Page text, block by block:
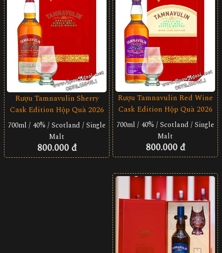
Rượu Tamnavulin Sherry
Cask Edition Hộp Quà 2026
700ml / 40% / Scotland / Single
Malt
800.000 đ
Rượu Tamnavulin Red Wine
Cask Edition Hộp Quà 2026
700ml / 40% / Scotland / Single
Malt
800.000 đ